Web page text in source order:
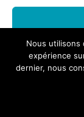
Nous utilisons
expérience
dernier, nous